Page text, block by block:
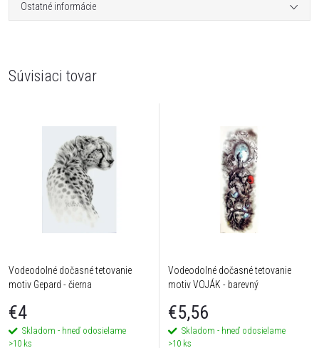
Ostatné informácie
Súvisiaci tovar
Vodeodolné dočasné tetovanie
motiv Gepard - čierna
€4
Skladom - hneď odosielame
>10 ks
Vodeodolné dočasné tetovanie
motiv VOJÁK - barevný
€5,56
Skladom - hneď odosielame
>10 ks